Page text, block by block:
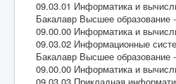
09.03.01 Информатика и
Бакалавр Высшее образование
09.00.00 Информатика и
09.03.02 Информационные
Бакалавр Высшее образование
09.00.00 Информатика и